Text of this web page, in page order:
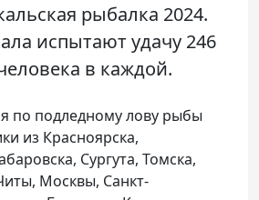
рыбалка 2024.
испытают удачу 246
в каждой.
по подледному лову рыбы
из Красноярска,
Сургута, Томска,
Москвы, Санкт-